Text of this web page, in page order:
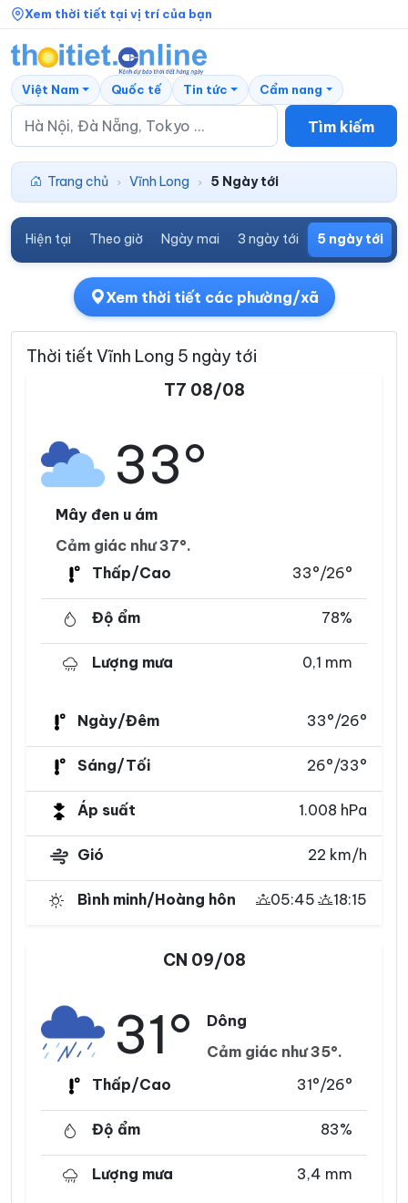
Xem thời tiết tại vị trí của bạn
Tìm kiếm
Việt Nam Quốc tế Tin tức Cẩm nang
Trang chủ › Vĩnh Long › 5 Ngày tới
Hiện tại Theo giờ Ngày mai 3 ngày tới 5 ngày tới
Xem thời tiết các phường/xã
Thời tiết Vĩnh Long 5 ngày tới
T7 08/08
33°
Mây đen u ám
Cảm giác như 37°.
Thấp/Cao
33°/26°
Độ ẩm 78%
Lượng mưa 0,1 mm
Ngày/Đêm 33°/26°
Sáng/Tối 26°/33°
Áp suất 1.008 hPa
Gió 22 km/h
Bình minh/Hoàng hôn 05:45 18:15
CN 09/08
31°
Dông
Cảm giác như 35°.
Thấp/Cao
31°/26°
Độ ẩm 83%
Lượng mưa 3,4 mm